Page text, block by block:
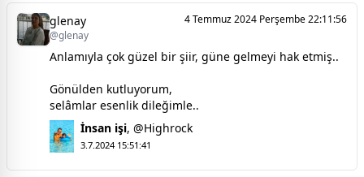
glenay
@glenay
4 Temmuz 2024 Perşembe 22:11:56
Anlamıyla çok güzel bir şiir, güne gelmeyi hak etmiş..
Gönülden kutluyorum,
selâmlar esenlik dileğimle..
İnsan işi, @Highrock
3.7.2024 15:51:41